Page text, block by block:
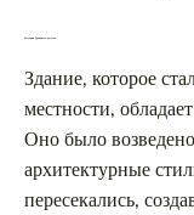
История Троицкого костела
Здание, которое
местности,
Оно было
архитектурные
пересекались,